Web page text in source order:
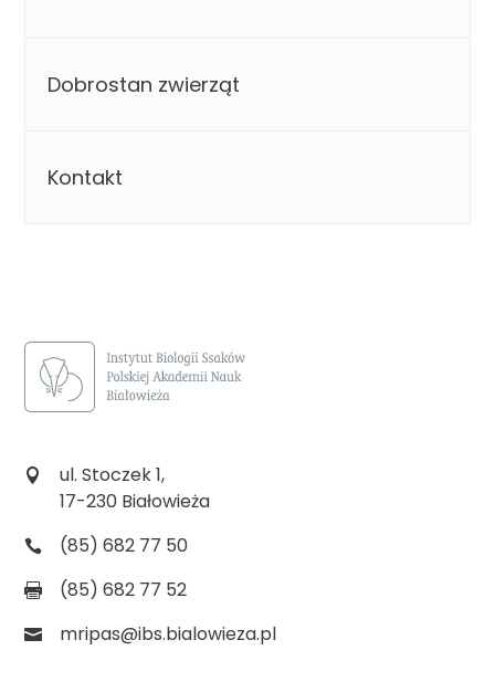
Dobrostan zwierząt
Kontakt
ul. Stoczek 1,
17-230 Białowieża
(85) 682 77 50
(85) 682 77 52
mripas@ibs.bialowieza.pl